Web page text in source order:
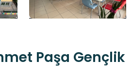
Paşa Gençlik